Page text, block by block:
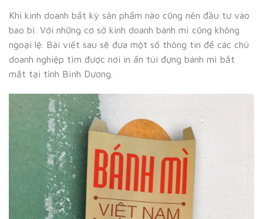
Khi kinh doanh bất kỳ sản phẩm nào cũng nên đầu tư vào
bao bì. Với những cơ sở kinh doanh bánh mì cũng không
ngoại lệ. Bài viết sau sẽ đưa một số thông tin để các chủ
doanh nghiệp tìm được nơi in ấn túi đựng bánh mì bắt
mắt tại tỉnh Bình Dương.